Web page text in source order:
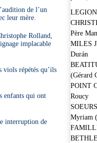
de l’un
leur mère.
Rolland,
implacable
viols répétés qu’ils
enfants qui ont
interruption de
Père
MILES
Durán
(Gérard
POINT
Roucy
Myriam